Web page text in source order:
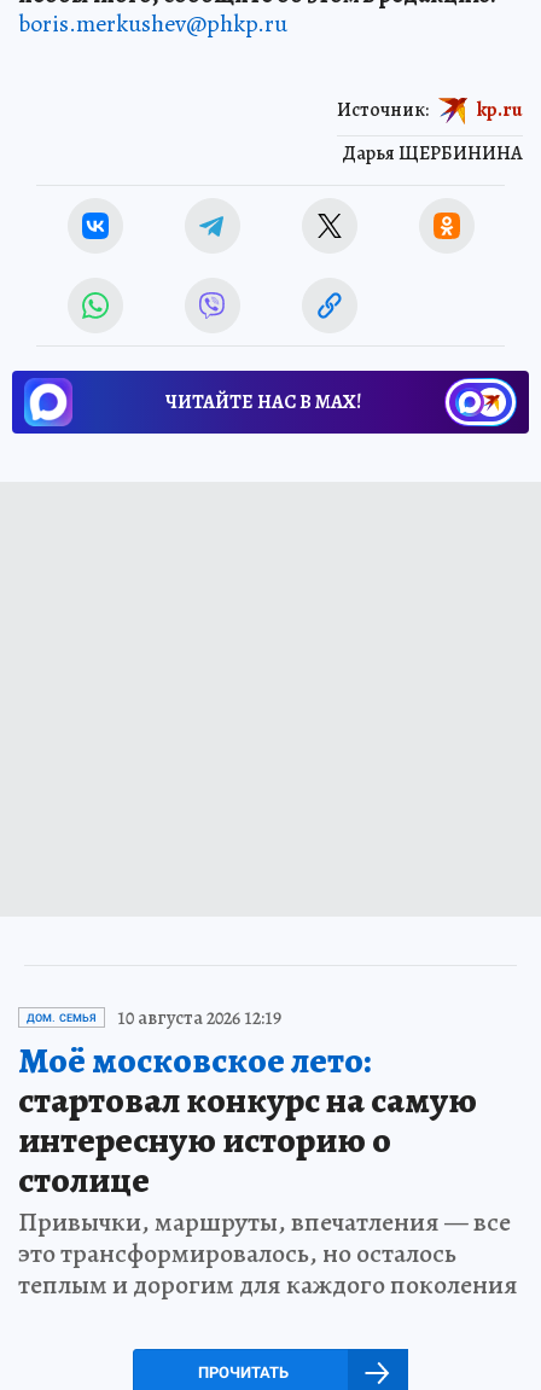
boris.merkushev@phkp.ru
Дарья ЩЕРБИНИНА
Источник: kp.ru
ЧИТАЙТЕ НАС В МАХ!
ДОМ. СЕМЬЯ 10 августа 2026 12:19
Моё московское лето:
стартовал конкурс на самую
интересную историю о
столице
Привычки, маршруты, впечатления — все
это трансформировалось, но осталось
теплым и дорогим для каждого поколения
ПРОЧИТАТЬ